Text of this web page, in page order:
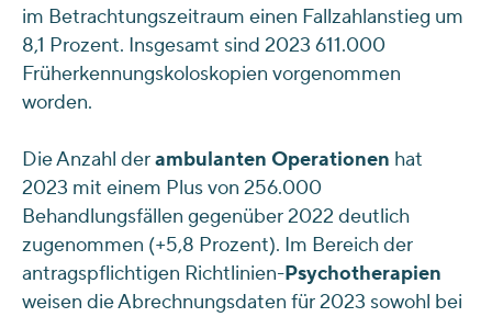
im Betrachtungszeitraum einen Fallzahlanstieg um
8,1 Prozent. Insgesamt sind 2023 611.000
Früherkennungskoloskopien vorgenommen
worden.
Die Anzahl derambulanten Operationen hat
2023 mit einem Plus von 256.000
Behandlungsfällen gegenüber 2022 deutlich
zugenommen (+5,8 Prozent). Im Bereich der
antragspflichtigen Richtlinien-Psychotherapien
weisen die Abrechnungsdaten für 2023 sowohl bei